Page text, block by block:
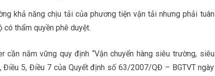
khả năng chịu tải của phương tiện vận tải nhưng phải tuân
thẩm quyền phê duyệt.
cần nắm vững quy định “Vận chuyển hàng siêu trường, siêu
5, Điều 7 của Quyết định số 63/2007/QĐ – BGTVT ngày